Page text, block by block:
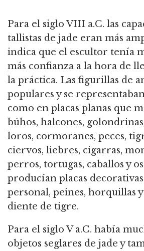
Para el siglo VIII a.C. las
tallistas de jade eran más
indica que el escultor tenía
más confianza a la hora de
la práctica. Las figurillas de
populares y se
como en placas planas que
búhos, halcones,
loros, cormoranes, peces,
ciervos, liebres, cigarras,
perros, tortugas, caballos y
producían placas
personal, peines, horquillas
diente de tigre.
Para el siglo V a.C. había
objetos seglares de jade y